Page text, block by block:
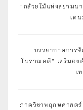
“กล้วยไม้แห่งสยาม
เด
บรรยากาศการ
โบราณคดี” เสริมอง
เ
ภาควิชาพฤกษศาสต